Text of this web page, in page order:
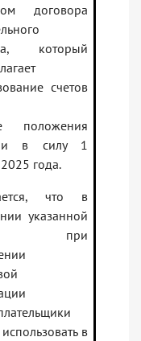
договора
который
счетов
положения
в силу 1
года.
что в
указанной
при
в